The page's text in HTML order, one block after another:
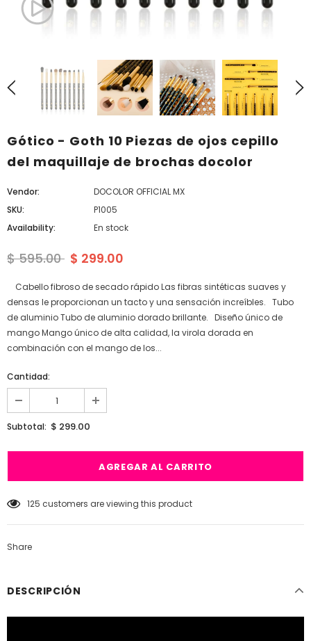
Gótico - Goth 10 Piezas de ojos cepillo
del maquillaje de brochas docolor
Vendor:
DOCOLOR OFFICIAL MX
SKU:
P1005
Availability:
En stock
$ 595.00 $ 299.00
Cabello fibroso de secado rápido Las fibras sintéticas suaves y
densas le proporcionan un tacto y una sensación increíbles. Tubo
de aluminio Tubo de aluminio dorado brillante. Diseño único de
mango Mango único de alta calidad, la virola dorada en
combinación con el mango de los...
Cantidad:
Subtotal: $ 299.00
125 customers are viewing this product
Share
DESCRIPCIÓN